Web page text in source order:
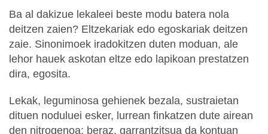
Ba al dakizue lekaleei beste modu batera nola
deitzen zaien? Eltzekariak edo egoskariak deitzen
zaie. Sinonimoek iradokitzen duten moduan, ale
lehor hauek askotan eltze edo lapikoan prestatzen
dira, egosita.
Lekak, leguminosa gehienek bezala, sustraietan
dituen noduluei esker, lurrean finkatzen dute airean
den nitrogenoa; beraz, garrantzitsua da kontuan